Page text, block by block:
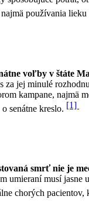
používania
voľby v štáte
za jej minulé
kampane, najmä
senátne kreslo. [1]
smrť nie je
umieraní musí
chorých